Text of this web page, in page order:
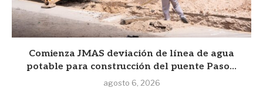
Comienza JMAS deviación de línea de agua
potable para construcción del puente Paso...
agosto 6, 2026